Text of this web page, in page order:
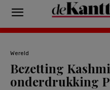
Wereld
Bezetting
onderdrukking